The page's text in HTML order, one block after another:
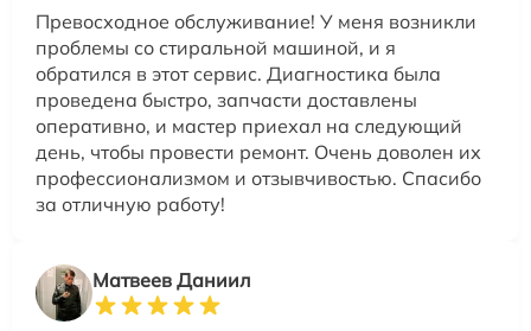
Превосходное обслуживание! У меня возникли
проблемы со стиральной машиной, и я
обратился в этот сервис. Диагностика была
проведена быстро, запчасти доставлены
оперативно, и мастер приехал на следующий
день, чтобы провести ремонт. Очень доволен их
профессионализмом и отзывчивостью. Спасибо
за отличную работу!
Матвеев Даниил